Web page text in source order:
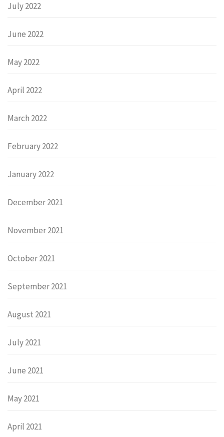
July 2022
June 2022
May 2022
April 2022
March 2022
February 2022
January 2022
December 2021
November 2021
October 2021
September 2021
August 2021
July 2021
June 2021
May 2021
April 2021